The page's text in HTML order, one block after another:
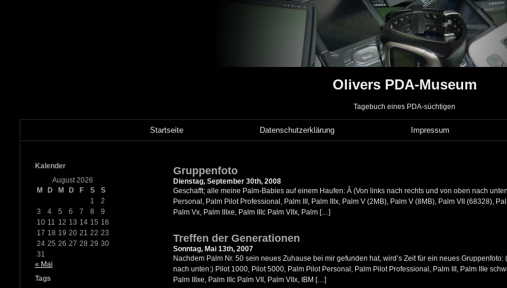
Olivers PDA-Museum
Tagebuch eines PDA-süchtigen
Startseite Datenschutzerklärung Impressum
Kalender
August 2026
M
D M D F S
S
1
2
3
4 5 6 7 8
9
10 11 12 13 14 15 16
17 18 19 20 21 22 23
24 25 26 27 28 29 30
31
« Mai
Tags
Gruppenfoto
Dienstag, September 30th, 2008
Geschafft; alle meine Palm-Babies auf einem Haufen: Â (Von links nach rechts und von oben nach
Personal, Palm Pilot Professional, Palm III, Palm IIIx, Palm V (2MB), Palm V (8MB), Palm VII (68328),
Palm Vx, Palm IIIxe, Palm IIIc Palm VIIx, Palm […]
Treffen der Generationen
Sonntag, Mai 13th, 2007
Nachdem Palm Nr. 50 sein neues Zuhause bei mir gefunden hat, wird’s Zeit für ein neues
nach unten:) Pilot 1000, Pilot 5000, Palm Pilot Personal, Palm Pilot Professional, Palm III, Palm IIIe
Palm IIIxe, Palm IIIc Palm VII, Palm VIIx, IBM […]